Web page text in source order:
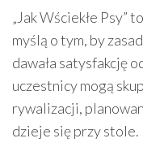
„Jak Wściekłe Psy”
myślą o tym, by
dawała satysfakcję
uczestnicy mogą
rywalizacji,
dzieje się przy stole.